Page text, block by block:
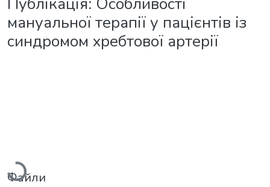
мануальної терапії у пацієнтів із
синдромом хребтової артерії
Вантажиться...
Файли